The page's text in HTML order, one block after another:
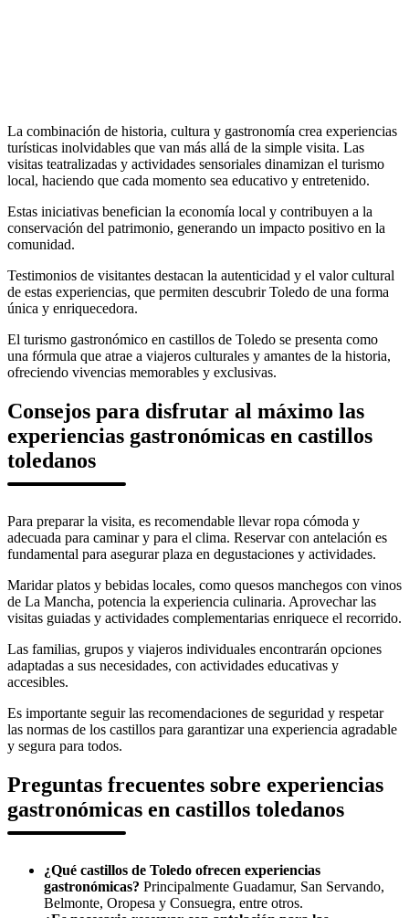
La combinación de historia, cultura y gastronomía crea experiencias
turísticas inolvidables que van más allá de la simple visita. Las
visitas teatralizadas y actividades sensoriales dinamizan el turismo
local, haciendo que cada momento sea educativo y entretenido.
Estas iniciativas benefician la economía local y contribuyen a la
conservación del patrimonio, generando un impacto positivo en la
comunidad.
Testimonios de visitantes destacan la autenticidad y el valor cultural
de estas experiencias, que permiten descubrir Toledo de una forma
única y enriquecedora.
El turismo gastronómico en castillos de Toledo se presenta como
una fórmula que atrae a viajeros culturales y amantes de la historia,
ofreciendo vivencias memorables y exclusivas.
Consejos para disfrutar al máximo las
experiencias gastronómicas en castillos
toledanos
Para preparar la visita, es recomendable llevar ropa cómoda y
adecuada para caminar y para el clima. Reservar con antelación es
fundamental para asegurar plaza en degustaciones y actividades.
Maridar platos y bebidas locales, como quesos manchegos con vinos
de La Mancha, potencia la experiencia culinaria. Aprovechar las
visitas guiadas y actividades complementarias enriquece el recorrido.
Las familias, grupos y viajeros individuales encontrarán opciones
adaptadas a sus necesidades, con actividades educativas y
accesibles.
Es importante seguir las recomendaciones de seguridad y respetar
las normas de los castillos para garantizar una experiencia agradable
y segura para todos.
Preguntas frecuentes sobre experiencias
gastronómicas en castillos toledanos
¿Qué castillos de Toledo ofrecen experiencias
gastronómicas? Principalmente Guadamur, San Servando,
Belmonte, Oropesa y Consuegra, entre otros.